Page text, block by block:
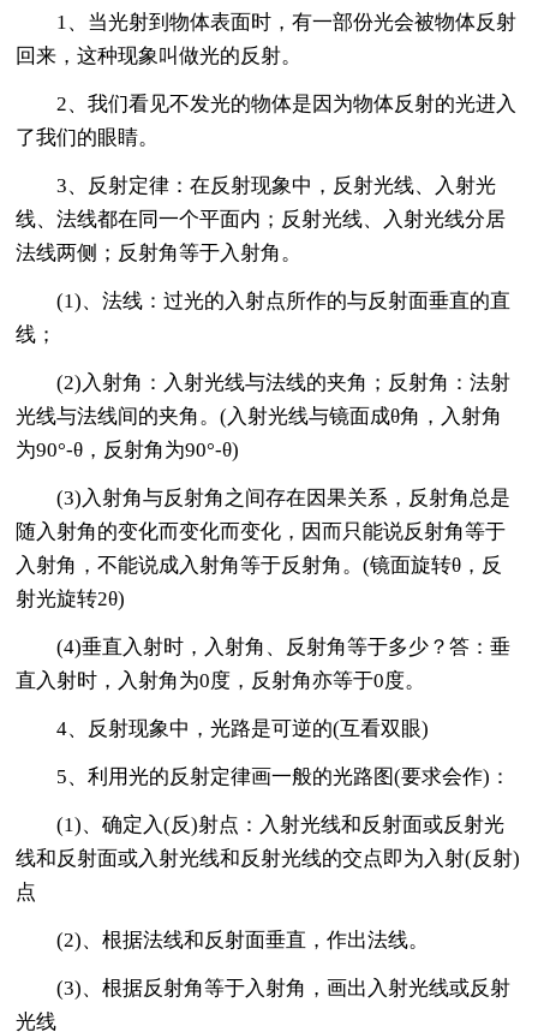
1、当光射到物体表面时，有一部份光会被物体反射
回来，这种现象叫做光的反射。
2、我们看见不发光的物体是因为物体反射的光进入
了我们的眼睛。
3、反射定律：在反射现象中，反射光线、入射光
线、法线都在同一个平面内；反射光线、入射光线分居
法线两侧；反射角等于入射角。
(1)、法线：过光的入射点所作的与反射面垂直的直
线；
(2)入射角：入射光线与法线的夹角；反射角：法射
光线与法线间的夹角。(入射光线与镜面成θ角，入射角
为90°-θ，反射角为90°-θ)
(3)入射角与反射角之间存在因果关系，反射角总是
随入射角的变化而变化而变化，因而只能说反射角等于
入射角，不能说成入射角等于反射角。(镜面旋转θ，反
射光旋转2θ)
(4)垂直入射时，入射角、反射角等于多少？答：垂
直入射时，入射角为0度，反射角亦等于0度。
4、反射现象中，光路是可逆的(互看双眼)
5、利用光的反射定律画一般的光路图(要求会作)：
(1)、确定入(反)射点：入射光线和反射面或反射光
线和反射面或入射光线和反射光线的交点即为入射(反射)
点
(2)、根据法线和反射面垂直，作出法线。
(3)、根据反射角等于入射角，画出入射光线或反射
光线